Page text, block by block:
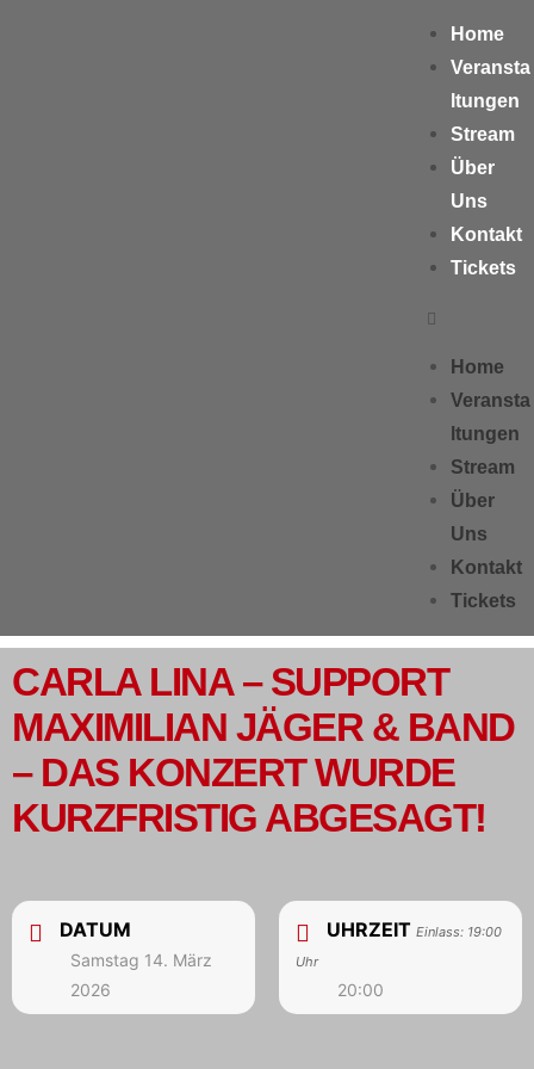
Home
Veransta
ltungen
Stream
Über
Uns
Kontakt
Tickets
Home
Veransta
ltungen
Stream
Über
Uns
Kontakt
Tickets
CARLA LINA – SUPPORT
MAXIMILIAN JÄGER & BAND
– DAS KONZERT WURDE
KURZFRISTIG ABGESAGT!
DATUM
Samstag 14. März
2026
UHRZEIT Einlass: 19:00
Uhr
20:00